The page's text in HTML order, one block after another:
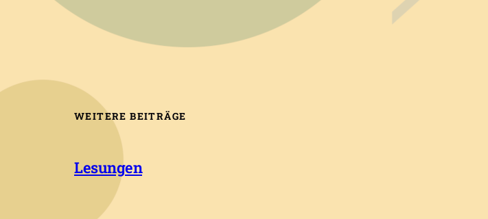
WEITERE BEITRÄGE
Lesungen